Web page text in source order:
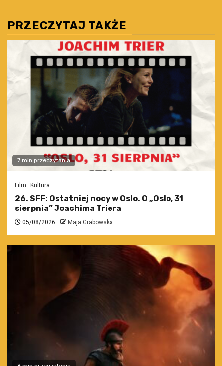
PRZECZYTAJ TAKŻE
7 min przeczytania
Film Kultura
26. SFF: Ostatniej nocy w Oslo. O „Oslo, 31
sierpnia” Joachima Triera
05/08/2026 Maja Grabowska